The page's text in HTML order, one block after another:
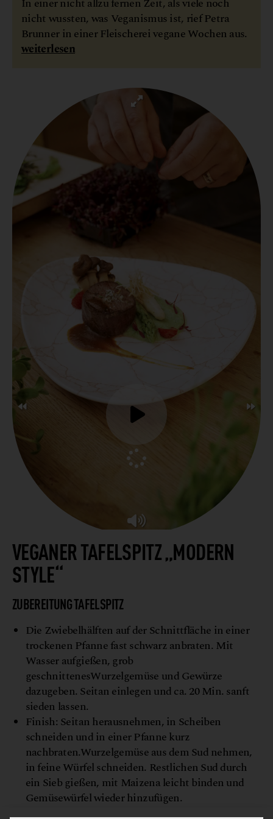
nicht wussten, was Veganismus ist, rief Petra
Brunner in einer Fleischerei vegane Wochen aus.
weiterlesen
VEGANER TAFELSPITZ „MODERN
STYLE“
ZUBEREITUNG TAFELSPITZ
Die Zwiebelhälften auf der Schnittfläche in einer
trockenen Pfanne fast schwarz anbraten. Mit
Wasser aufgießen, grob
geschnittenesWurzelgemüse und Gewürze
dazugeben. Seitan einlegen und ca. 20 Min. sanft
sieden lassen.
Finish: Seitan herausnehmen, in Scheiben
schneiden und in einer Pfanne kurz
nachbraten.Wurzelgemüse aus dem Sud nehmen,
in feine Würfel schneiden. Restlichen Sud durch
ein Sieb gießen, mit Maizena leicht binden und
Gemüsewürfel wieder hinzufügen.